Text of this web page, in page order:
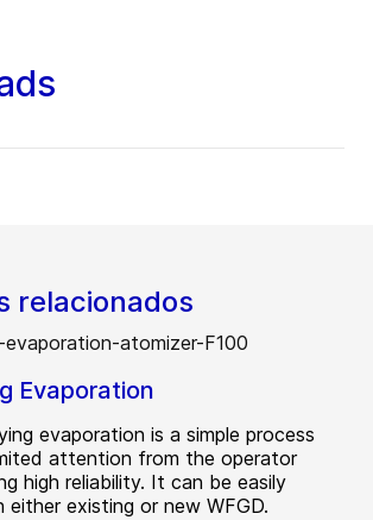
relacionados
Evaporation
evaporation is a simple process
attention from the operator
high reliability. It can be easily
existing or new WFGD.